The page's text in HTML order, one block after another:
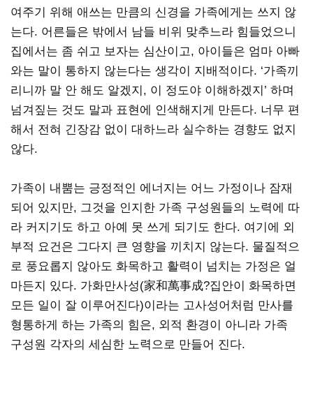
여주기 위해 애쓰는 만큼의 신경을 가족에게는 쓰지 않
는다. 어른들은 밖에서 남들 비위 맞추느라 힘들었으니
집에서는 좀 쉬고 보자는 심산이고, 아이들은 엄마 아빠
와는 말이 통하지 않는다는 생각이 지배적이다. ‘가족끼
리니까 말 안 해도 알겠지, 이 정도야 이해하겠지’ 하며
넘겨짚는 것도 말과 표현에 인색해지게 만든다. 너무 편
해서 전혀 긴장감 없이 대하느라 실수하는 경향도 없지
않다.
가족이 내뿜는 긍정적인 에너지는 어느 가정이나 잠재
되어 있지만, 그것을 인지한 가족 구성원들의 노력에 따
라 커지기도 하고 아예 못 쓰게 되기도 한다. 여기에 외
부적 요건은 그다지 큰 영향을 끼치지 않는다. 물질적으
로 풍요롭지 않아도 화목하고 활력이 넘치는 가정은 얼
마든지 있다. 가화만사성(家和萬事成?집안이 화목하면
모든 일이 잘 이루어진다)이라는 고사성어처럼 만사를
형통하게 하는 가족의 힘은, 외적 환경이 아니라 가족
구성원 각자의 세심한 노력으로 만들어 진다.